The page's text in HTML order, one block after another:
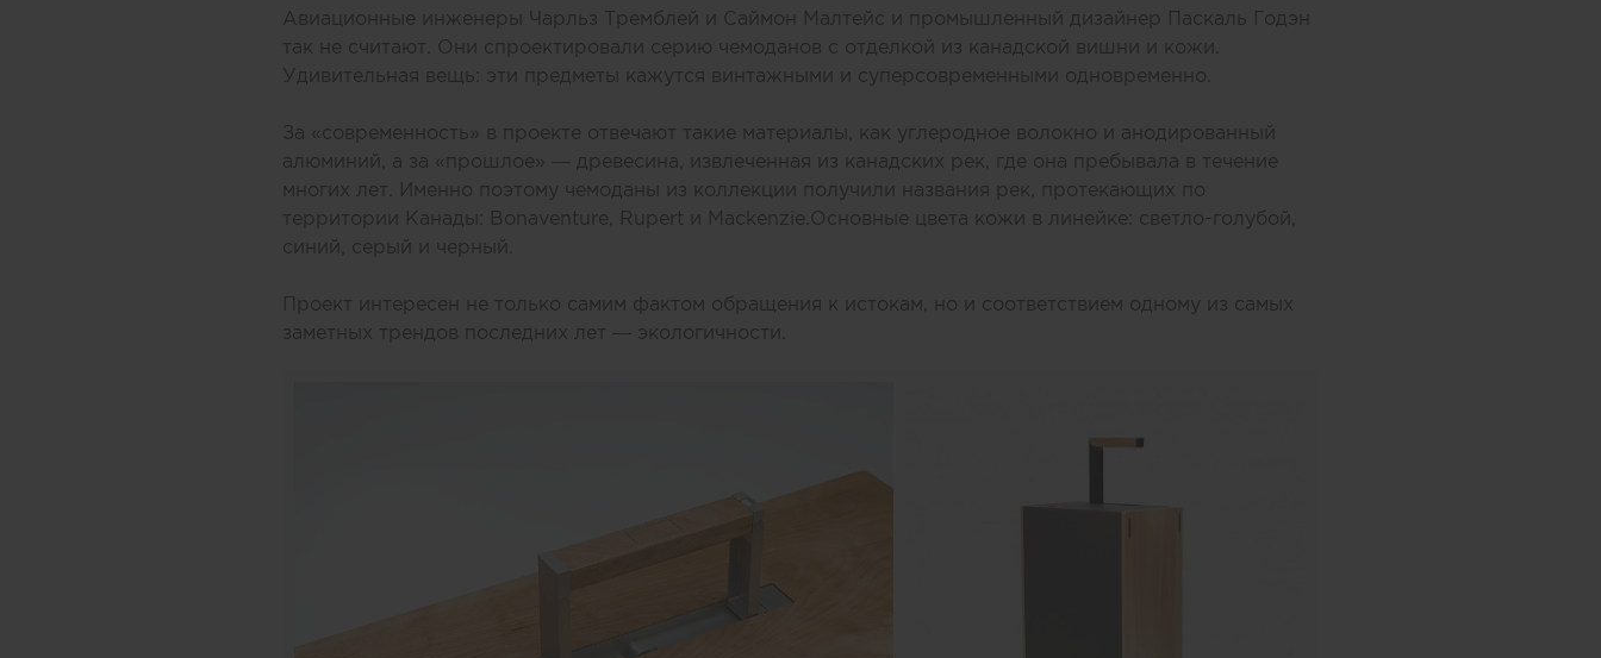
Авиационные инженеры Чарльз Тремблей и Саймон Малтейс и промышленный дизайнер Паскаль Годэн
так не считают. Они спроектировали серию чемоданов с отделкой из канадской вишни и кожи.
Удивительная вещь: эти предметы кажутся винтажными и суперсовременными одновременно.
За «современность» в проекте отвечают такие материалы, как углеродное волокно и анодированный
алюминий, а за «прошлое» — древесина, извлеченная из канадских рек, где она пребывала в течение
многих лет. Именно поэтому чемоданы из коллекции получили названия рек, протекающих по
территории Канады:
Bonaventure, Rupert и Mackenzie. Основные цвета кожи в линейке: светло-голубой,
синий, серый и черный.
Проект интересен не только самим фактом обращения к истокам, но и соответствием одному из самых
заметных трендов последних лет — экологичности.